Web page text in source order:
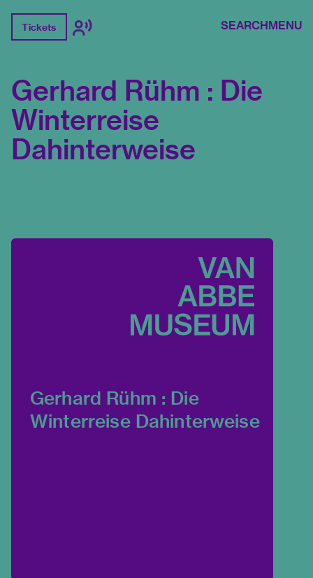
Tickets SEARCHMENU
Gerhard Rühm : Die
Winterreise
Dahinterweise
Gerhard Rühm : Die
Winterreise Dahinterweise